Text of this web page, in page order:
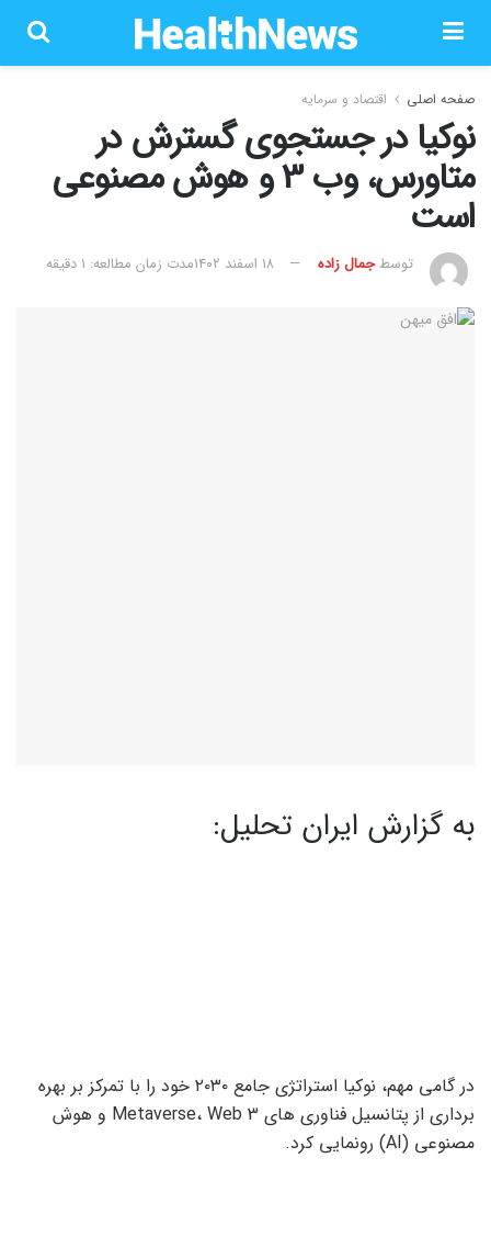
صفحه اصلی اقتصاد و سرمایه
نوکیا در جستجوی گسترش در
متاورس، وب 3 و هوش مصنوعی
است
توسطجمال زاده ۱۸ اسفند ۱۴۰۲ مدت زمان مطالعه: 1 دقیقه
به گزارش ایران تحلیل:
در گامی مهم، نوکیا استراتژی جامع ۲۰۳۰ خود را با تمرکز بر بهره
برداری از پتانسیل فناوری های Metaverse، Web 3 و هوش
مصنوعی (AI) رونمایی کرد.